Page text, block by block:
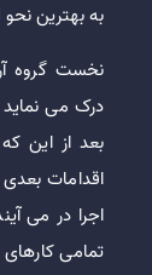
به بهترین
نخست گروه
درک می نماید
بعد از این
اقدامات
اجرا در می
تمامی